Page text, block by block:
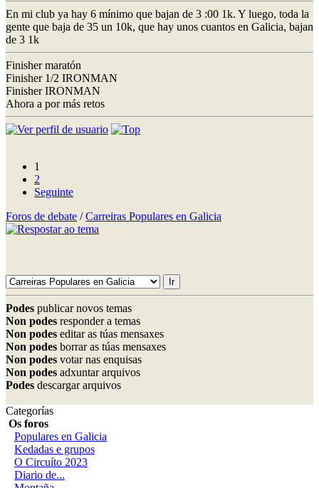
En mi club ya hay 6 mínimo que bajan de 3 :00 1k. Y luego, toda la
gente que baja de 35 un 10k, que hay unos cuantos en Galicia, bajan
de 3 1k
Finisher maratón
Finisher 1/2 IRONMAN
Finisher IRONMAN
Ahora a por más retos
1
2
Seguinte
Foros de debate /Carreiras Populares en Galicia
Podes publicar novos temas
Non podes responder a temas
Non podes editar as túas mensaxes
Non podes borrar as túas mensaxes
Non podes votar nas enquisas
Non podes adxuntar arquivos
Podes descargar arquivos
Categorías
Os foros
Populares en Galicia
Kedadas e grupos
O Circuíto 2023
Diario de...